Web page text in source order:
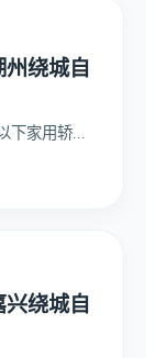
绕城自
下家用轿...
绕城自